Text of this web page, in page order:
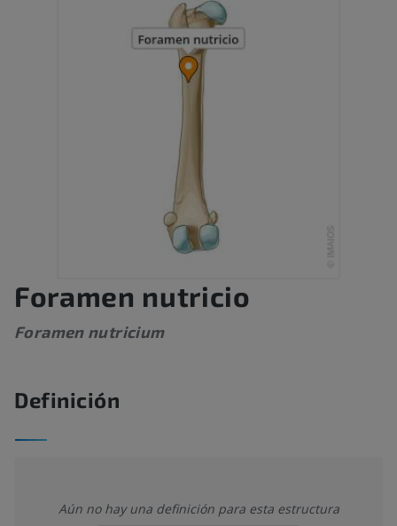
Foramen nutricio
Foramen nutricium
Definición
Aún no hay una definición para esta estructura